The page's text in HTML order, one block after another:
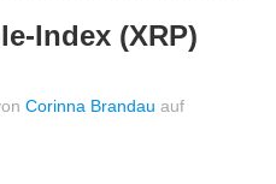
Index (XRP)
Corinna Brandau auf